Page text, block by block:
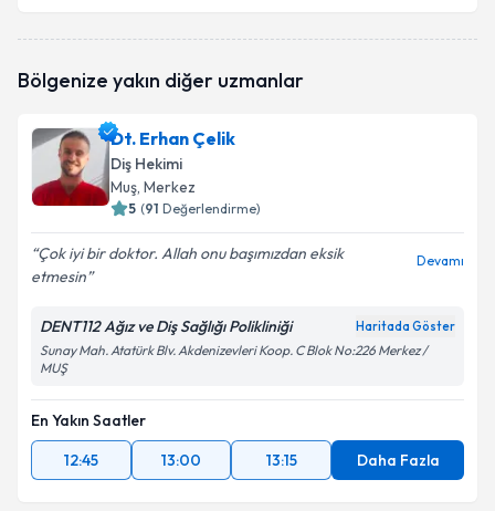
Bölgenize yakın diğer uzmanlar
Dt. Erhan Çelik
Diş Hekimi
Muş, Merkez
5 (91 Değerlendirme)
Çok iyi bir doktor. Allah onu başımızdan eksik
etmesin
Devamı
DENT112 Ağız ve Diş Sağlığı Polikliniği Haritada Göster
Sunay Mah. Atatürk Blv. Akdenizevleri Koop. C Blok No:226 Merkez /
MUŞ
En Yakın Saatler
12:45
13:00 13:15 Daha Fazla